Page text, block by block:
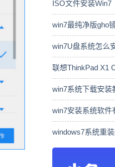
ISO文件安装Win7
win7最纯净版gho
win7U盘系统怎么
win7系统下载安装
win7安装系统软件
windows7系统重